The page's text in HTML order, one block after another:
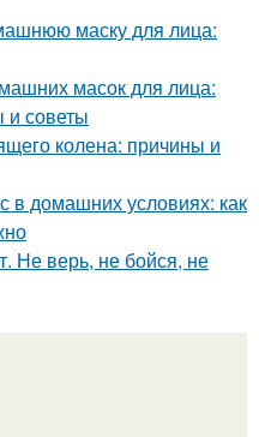
маску для лица:
масок для лица:
советы
колена: причины и
в домашних условиях: как
Не верь, не бойся, не